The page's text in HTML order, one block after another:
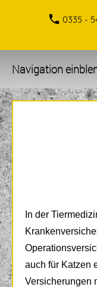
0335 -
Navigation
In der
auch für Katzen
Versicherungen